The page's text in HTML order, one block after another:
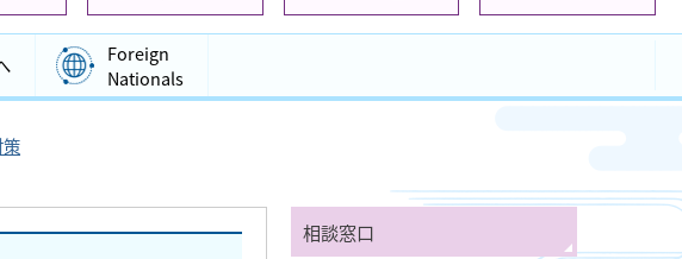
Foreign
Nationals
相談窓口